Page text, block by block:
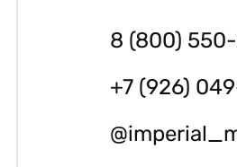
8 (800)
+7 (926)